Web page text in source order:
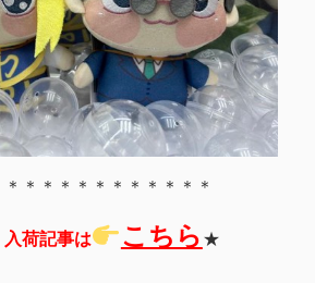
＊＊＊＊＊＊＊＊＊＊＊
入荷記事は こちら ★